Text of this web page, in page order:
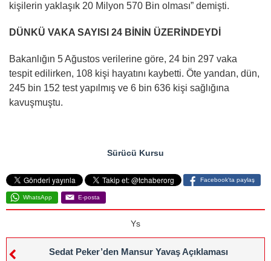
kişilerin yaklaşık 20 Milyon 570 Bin olması” demişti.
DÜNKÜ VAKA SAYISI 24 BİNİN ÜZERİNDEYDİ
Bakanlığın 5 Ağustos verilerine göre, 24 bin 297 vaka
tespit edilirken, 108 kişi hayatını kaybetti. Öte yandan, dün,
245 bin 152 test yapılmış ve 6 bin 636 kişi sağlığına
kavuşmuştu.
Sürücü Kursu
Facebook'ta paylaş
WhatsApp E-posta
Ys
Sedat Peker’den Mansur Yavaş Açıklaması